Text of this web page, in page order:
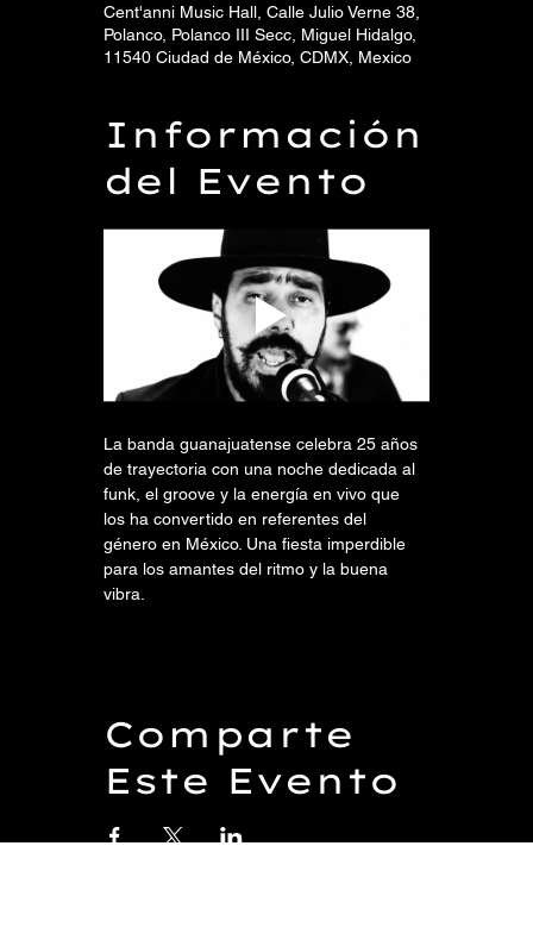
Cent'anni Music Hall, Calle Julio Verne 38,
Polanco, Polanco III Secc, Miguel Hidalgo,
11540 Ciudad de México, CDMX, Mexico
Información
del Evento
La banda guanajuatense celebra 25 años
de trayectoria con una noche dedicada al
funk, el groove y la energía en vivo que
los ha convertido en referentes del
género en México. Una fiesta imperdible
para los amantes del ritmo y la buena
vibra.
Comparte
Este Evento